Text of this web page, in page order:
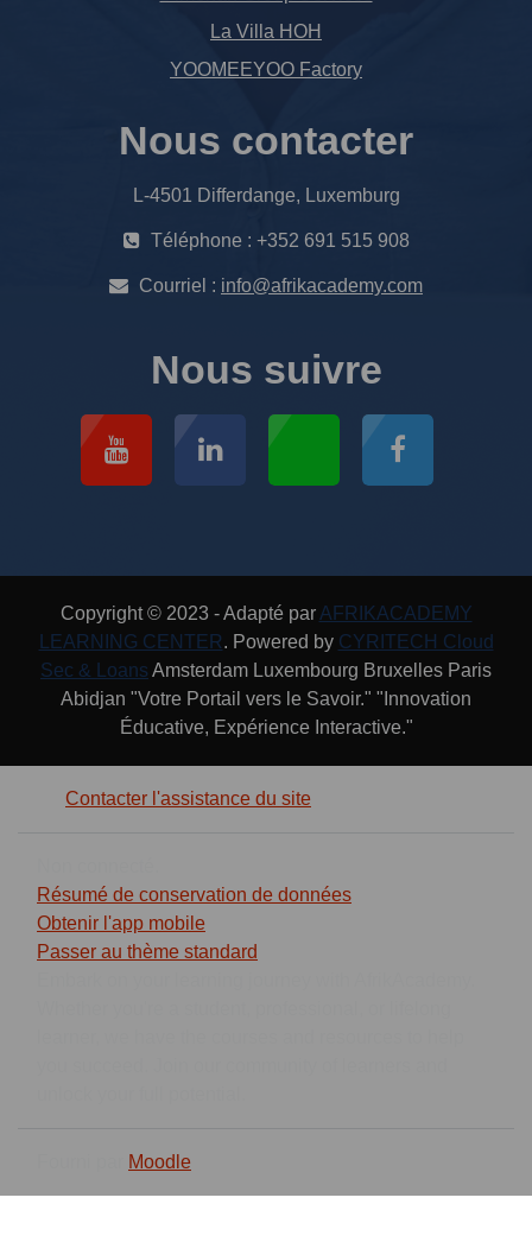
La Villa HOH
YOOMEEYOO Factory
Nous contacter
L-4501 Differdange, Luxemburg
Téléphone : +352 691 515 908
Courriel : info@afrikacademy.com
Nous suivre
Copyright © 2023 - Adapté par AFRIKACADEMY
LEARNING CENTER. Powered by CYRITECH Cloud
Sec & Loans Amsterdam Luxembourg Bruxelles Paris
Abidjan "Votre Portail vers le Savoir." "Innovation
Éducative, Expérience Interactive."
Contacter l'assistance du site
Résumé de conservation de données
Obtenir l'app mobile
Passer au thème standard
Moodle